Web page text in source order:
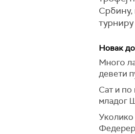
Србину,
Новак
Много
девети
Сат и по
младог
Уколико